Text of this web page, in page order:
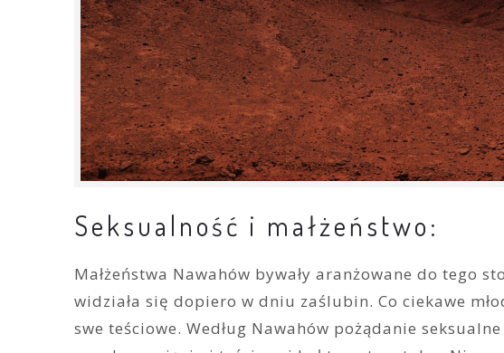
Seksualność i małżeństwo:
Małżeństwa Nawahów bywały aranżowane do tego
widziała się dopiero w dniu zaślubin. Co ciekawe
swe teściowe. Według Nawahów pożądanie